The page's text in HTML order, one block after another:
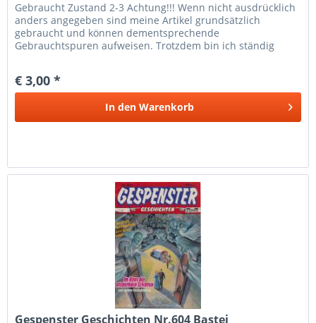
Gebraucht Zustand 2-3 Achtung!!! Wenn nicht ausdrücklich
anders angegeben sind meine Artikel grundsätzlich
gebraucht und können dementsprechende
Gebrauchtspuren aufweisen. Trotzdem bin ich ständig
€ 3,00 *
In den Warenkorb
Gespenster Geschichten Nr.604 Bastei